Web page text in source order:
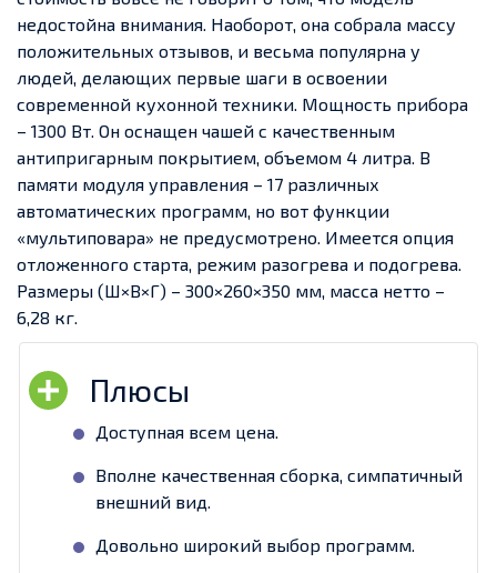
недостойна внимания. Наоборот, она собрала массу
положительных отзывов, и весьма популярна у
людей, делающих первые шаги в освоении
современной кухонной техники. Мощность прибора
– 1300 Вт. Он оснащен чашей с качественным
антипригарным покрытием, объемом 4 литра. В
памяти модуля управления – 17 различных
автоматических программ, но вот функции
«мультиповара» не предусмотрено. Имеется опция
отложенного старта, режим разогрева и подогрева.
Размеры (Ш×В×Г) – 300×260×350 мм, масса нетто –
6,28 кг.
Доступная всем цена.
Вполне качественная сборка, симпатичный
внешний вид.
Довольно широкий выбор программ.